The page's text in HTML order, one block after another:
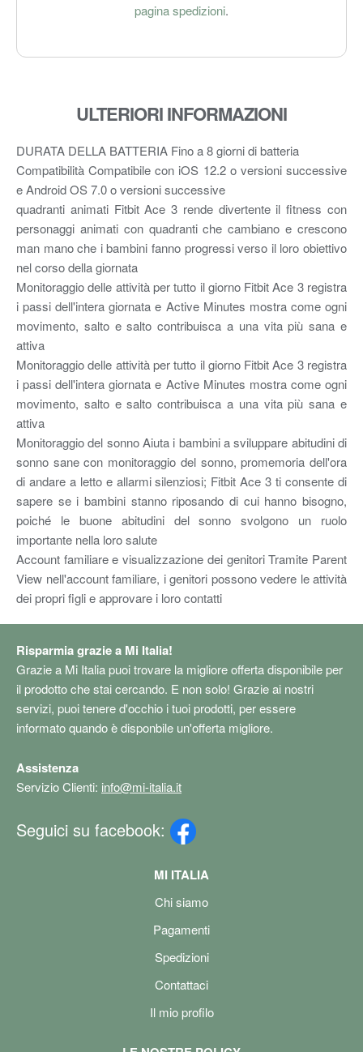
pagina spedizioni.
ULTERIORI INFORMAZIONI
DURATA DELLA BATTERIA Fino a 8 giorni di batteria
Compatibilità Compatibile con iOS 12.2 o versioni successive
e Android OS 7.0 o versioni successive
quadranti animati Fitbit Ace 3 rende divertente il fitness con
personaggi animati con quadranti che cambiano e crescono
man mano che i bambini fanno progressi verso il loro obiettivo
nel corso della giornata
Monitoraggio delle attività per tutto il giorno Fitbit Ace 3 registra
i passi dell'intera giornata e Active Minutes mostra come ogni
movimento, salto e salto contribuisca a una vita più sana e
attiva
Monitoraggio delle attività per tutto il giorno Fitbit Ace 3 registra
i passi dell'intera giornata e Active Minutes mostra come ogni
movimento, salto e salto contribuisca a una vita più sana e
attiva
Monitoraggio del sonno Aiuta i bambini a sviluppare abitudini di
sonno sane con monitoraggio del sonno, promemoria dell'ora
di andare a letto e allarmi silenziosi; Fitbit Ace 3 ti consente di
sapere se i bambini stanno riposando di cui hanno bisogno,
poiché le buone abitudini del sonno svolgono un ruolo
importante nella loro salute
Account familiare e visualizzazione dei genitori Tramite Parent
View nell'account familiare, i genitori possono vedere le attività
dei propri figli e approvare i loro contatti
Risparmia grazie a Mi Italia!
Grazie a Mi Italia puoi trovare la migliore offerta disponibile per
il prodotto che stai cercando. E non solo! Grazie ai nostri
servizi, puoi tenere d'occhio i tuoi prodotti, per essere
informato quando è disponbile un'offerta migliore.
Assistenza
Servizio Clienti: info@mi-italia.it
Seguici su facebook:
MI ITALIA
Chi siamo
Pagamenti
Spedizioni
Contattaci
Il mio profilo